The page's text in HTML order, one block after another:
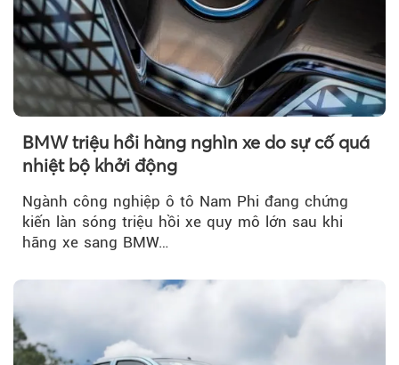
BMW triệu hồi hàng nghìn xe do sự cố quá
nhiệt bộ khởi động
Ngành công nghiệp ô tô Nam Phi đang chứng
kiến làn sóng triệu hồi xe quy mô lớn sau khi
hãng xe sang BMW…